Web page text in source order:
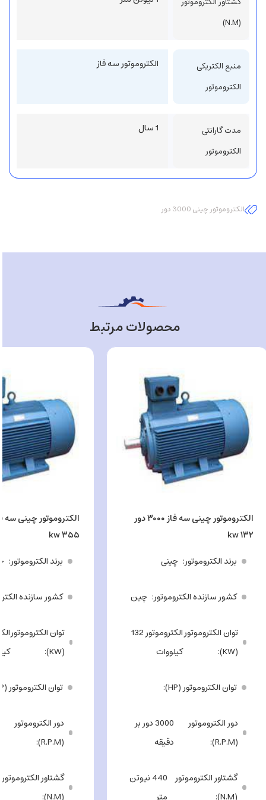
(N.M)
منبع الکتریکی
الکتروموتور
الکتروموتور سه فاز
مدت گارانتی
الکتروموتور
1 سال
الکتروموتور چینی 3000 دور
محصولات مرتبط
الکتروموتور چینی سه فاز ۳۰۰۰ دور
۱۳۲ kw
برند الکتروموتور چینی
کشور سازنده الکتروموتور چین
توان الکتروموتور
(KW)
الکتروموتور 132
کیلووات
توان الکتروموتور (HP)
دور الکتروموتور
(R.P.M)
3000 دور بر
دقیقه
گشتاور الکتروموتور
440 نیوتن
۳۵۵ kw
برند الکتروموتور
کشور سازنده
توان الکتروموتور
(KW)
توان الکتروموتور (HP)
دور الکتروموتور
(R.P.M)
گشتاور الکتروموتور